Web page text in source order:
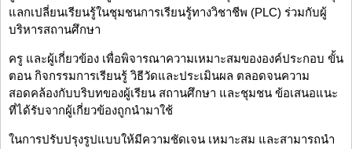
แลกเปลี่ยนเรียนรู้ในชุมชนการเรียนรู้ทางวิชาชีพ (PLC) ร่วมกับผู้
บริหารสถานศึกษา
ครู และผู้เกี่ยวข้อง เพื่อพิจารณาความเหมาะสมขององค์ประกอบ ขั้น
ตอน กิจกรรมการเรียนรู้ วิธีวัดและประเมินผล ตลอดจนความ
สอดคล้องกับบริบทของผู้เรียน สถานศึกษา และชุมชน ข้อเสนอแนะ
ที่ได้รับจากผู้เกี่ยวข้องถูกนำมาใช้
ในการปรับปรุงรูปแบบให้มีความชัดเจน เหมาะสม และสามารถนำ